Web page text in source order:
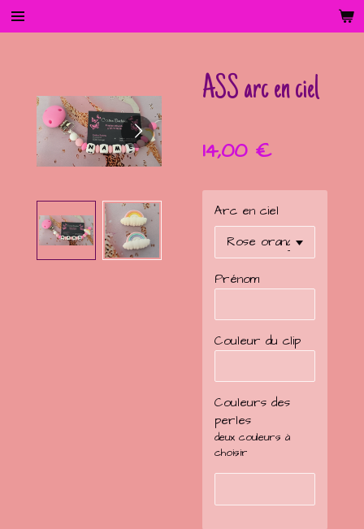
Passer
au
ASS arc en ciel
14,00 €
Arc en ciel
Prénom
Couleur du clip
Couleurs des
perles
deux couleurs à
choisir